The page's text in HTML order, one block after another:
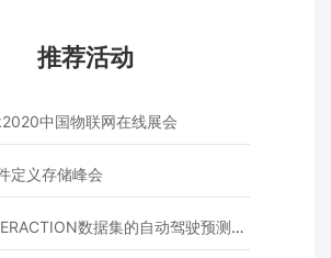
推荐活动
中国物联网在线展会
定义存储峰会
数据集的自动驾驶预测模型挑战赛